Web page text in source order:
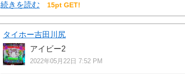
続きを読む 15pt GET!
タイホー吉田川尻
アイビー2
2022年05月22日 7:52 PM